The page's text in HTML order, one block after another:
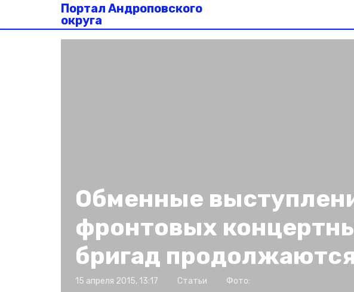
Портал Андроповского
округа
Обменные
фронтовых
бригад
15 апреля 2015, 13:17 Статьи Фото: